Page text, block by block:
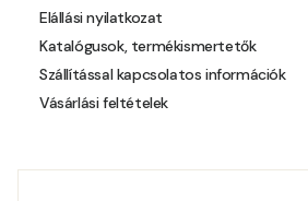
Pear-yellow B
Elállási nyilatkozat
Katalógusok, termékismertetők
Szállítással kapcsolatos információk
Vásárlási feltételek